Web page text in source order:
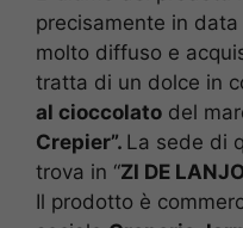
precisamente in data
molto diffuso e
tratta di un dolce in
al cioccolato del
Crepier”. La sede di
trova in “ZI DE
Il prodotto è